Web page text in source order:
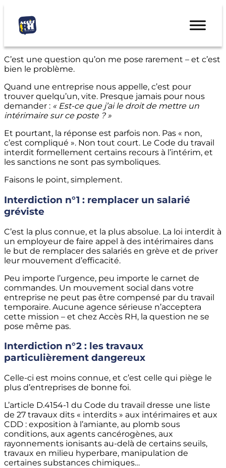
C’est une question qu’on me pose rarement – et c’est
bien le problème.
Quand une entreprise nous appelle, c’est pour
trouver quelqu’un, vite. Presque jamais pour nous
demander : « Est-ce que j’ai le droit de mettre un
intérimaire sur ce poste ? »
Et pourtant, la réponse est parfois non. Pas « non,
c’est compliqué ». Non tout court. Le Code du travail
interdit formellement certains recours à l’intérim, et
les sanctions ne sont pas symboliques.
Faisons le point, simplement.
Interdiction n°1 : remplacer un salarié
gréviste
C’est la plus connue, et la plus absolue. La loi interdit à
un employeur de faire appel à des intérimaires dans
le but de remplacer des salariés en grève et de priver
leur mouvement d’efficacité.
Peu importe l’urgence, peu importe le carnet de
commandes. Un mouvement social dans votre
entreprise ne peut pas être compensé par du travail
temporaire. Aucune agence sérieuse n’acceptera
cette mission – et chez Accès RH, la question ne se
pose même pas.
Interdiction n°2 : les travaux
particulièrement dangereux
Celle-ci est moins connue, et c’est celle qui piège le
plus d’entreprises de bonne foi.
L’article D.4154-1 du Code du travail dresse une liste
de 27 travaux dits « interdits » aux intérimaires et aux
CDD : exposition à l’amiante, au plomb sous
conditions, aux agents cancérogènes, aux
rayonnements ionisants au-delà de certains seuils,
travaux en milieu hyperbare, manipulation de
certaines substances chimiques…